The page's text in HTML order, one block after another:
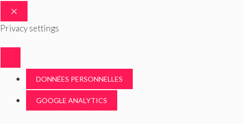
FERMER
Privacy settings
DONNÉES PERSONNELLES
GOOGLE ANALYTICS